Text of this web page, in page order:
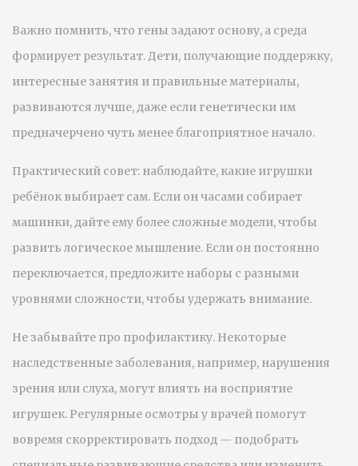
Важно помнить, что гены задают основу, а среда
формирует результат. Дети, получающие поддержку,
интересные занятия и правильные материалы,
развиваются лучше, даже если генетически им
предначерчено чуть менее благоприятное начало.
Практический совет: наблюдайте, какие игрушки
ребёнок выбирает сам. Если он часами собирает
машинки, дайте ему более сложные модели, чтобы
развить логическое мышление. Если он постоянно
переключается, предложите наборы с разными
уровнями сложности, чтобы удержать внимание.
Не забывайте про профилактику. Некоторые
наследственные заболевания, например, нарушения
зрения или слуха, могут влиять на восприятие
игрушек. Регулярные осмотры у врачей помогут
вовремя скорректировать подход — подобрать